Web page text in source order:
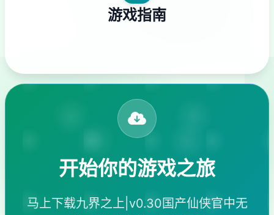
游戏指南
开始你的游戏之旅
马上下载九界之上|v0.30国产仙侠官中无